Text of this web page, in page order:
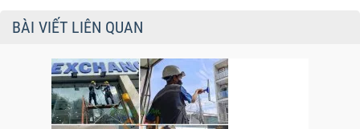
BÀI VIẾT LIÊN QUAN